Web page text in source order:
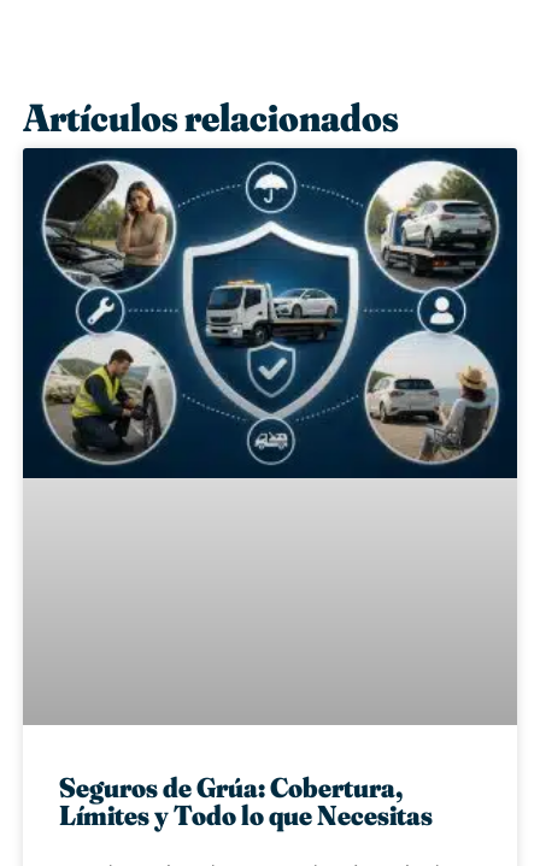
Artículos relacionados
Seguros de Grúa: Cobertura,
Límites y Todo lo que Necesitas